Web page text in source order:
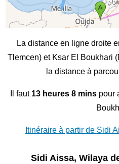
La distance en ligne droite
Tlemcen) et Ksar El Boukhari
la distance à
Il faut 13 heures 8 mins pour
Itinéraire à partir de Sidi
Sidi Aissa, Wilaya